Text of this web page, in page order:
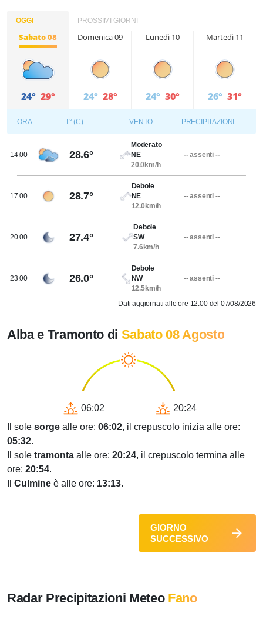
OGGI PROSSIMI GIORNI
Sabato 08
24° 29°
Domenica 09
24° 28°
Lunedì 10
24° 30°
Martedì 11
26° 31°
ORA T° (C) VENTO PRECIPITAZIONI
14.00 28.6°
Moderato
NE
20.0km/h
-- assenti --
17.00 28.7°
Debole
NE
12.0km/h
-- assenti --
20.00 27.4°
Debole
SW
7.6km/h
-- assenti --
23.00 26.0°
Debole
NW
12.5km/h
-- assenti --
Dati aggiornati alle ore 12.00 del 07/08/2026
Alba e Tramonto di Sabato 08 Agosto
06:02
20:24
Il sole sorge alle ore: 06:02, il crepuscolo inizia alle ore:
05:32.
Il sole tramonta alle ore: 20:24, il crepuscolo termina alle
ore: 20:54.
Culmine è alle ore: 13:13.
GIORNO
SUCCESSIVO
Radar Precipitazioni Meteo Fano